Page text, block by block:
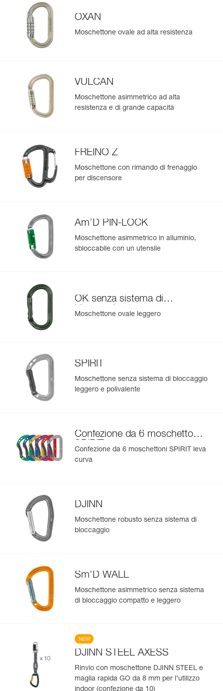
OXAN
Moschettone ovale ad alta resistenza
VULCAN
Moschettone asimmetrico ad alta
resistenza e di grande capacità
FREINO Z
Moschettone con rimando di frenaggio
per discensore
Am’D PIN-LOCK
Moschettone asimmetrico in alluminio,
sbloccabile con un utensile
OK senza sistema di
bloccaggio
Moschettone ovale leggero
SPIRIT
Moschettone senza sistema di bloccaggio
leggero e polivalente
Confezione da 6 moschettoni
SPIRIT
Confezione da 6 moschettoni SPIRIT leva
curva
DJINN
Moschettone robusto senza sistema di
bloccaggio
Sm'D WALL
Moschettone asimmetrico senza sistema
di bloccaggio compatto e leggero
NEW
DJINN STEEL AXESS
Rinvio con moschettone DJINN STEEL e
maglia rapida GO da 8 mm per l’utilizzo
indoor (confezione da 10)